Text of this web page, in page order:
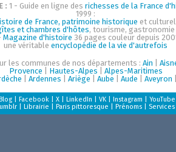
: 1 - Guide en ligne des richesses de la France
1999 :
de France, patrimoine historique et
et chambres d'hôtes, tourisme, gastronomie
Magazine d'histoire 36 pages couleur depuis
une véritableencyclopédie de la vie d'autrefois
les communes de nos départements :Ain |
Provence
Hautes-Alpes
Alpes-Maritimes
|Ardennes |Ariège |Aube |Aude |Aveyron
|Facebook |X |LinkedIn |VK |Instagram |YouTube
|Librairie |Paris pittoresque |Prénoms Services